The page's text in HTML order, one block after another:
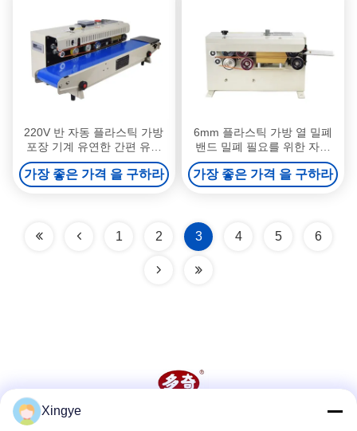
220V 반 자동 플라스틱 가방
포장 기계 유연한 간편 유지
보수
가장 좋은 가격 을 구하라
6mm 플라스틱 가방 열 밀폐
밴드 밀폐 필요를 위한 자동
연속 밀폐 기계
가장 좋은 가격 을 구하라
1 2 3 4 5 6
Xingye